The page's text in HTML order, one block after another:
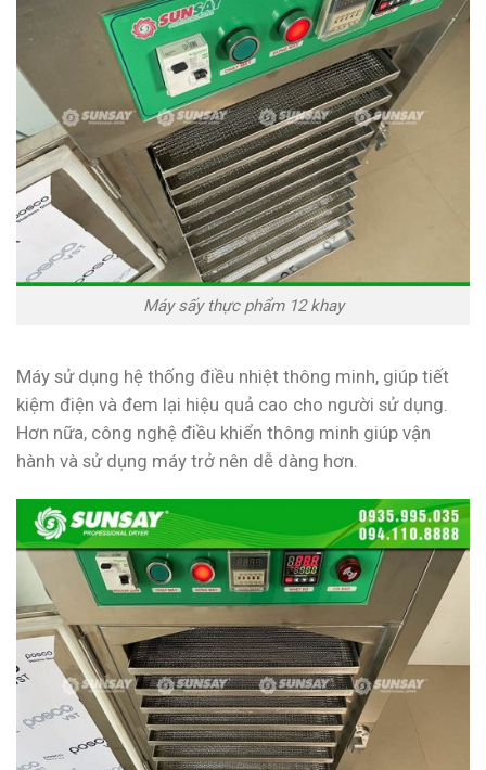
Máy sấy thực phẩm 12 khay
Máy sử dụng hệ thống điều nhiệt thông minh, giúp tiết
kiệm điện và đem lại hiệu quả cao cho người sử dụng.
Hơn nữa, công nghệ điều khiển thông minh giúp vận
hành và sử dụng máy trở nên dễ dàng hơn.